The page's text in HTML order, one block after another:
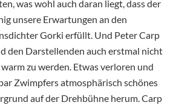
was wohl auch daran liegt, dass der
unsere Erwartungen an den
Gorki erfüllt. Und Peter Carp
den Darstellenden auch erstmal nicht
zu werden. Etwas verloren und
Zwimpfers atmosphärisch schönes
auf der Drehbühne herum. Carp